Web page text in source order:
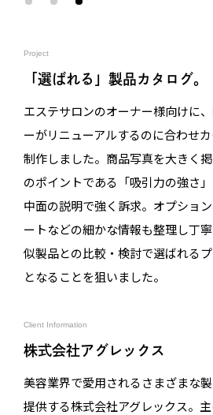
Project
「選ばれる」製品カタログ。
エステサロンのオーナー様向けに
ーがリニューアルするのに合わせ
制作しました。商品写真を大きく
のポイントである「吸引力の強さ
中面の説明で強く訴求。オプショ
ートなどの細かな情報も整理し丁
似製品との比較・検討で選ばれる
となることを狙いました。
Client Information
株式会社アグレックス
美容業界で愛用されるさまざまな
提供する株式会社アグレックス。